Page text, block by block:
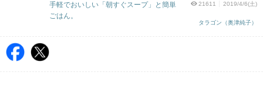
21611 2019/4/6(土)
タラゴン（奥津純子）
手軽でおいしい「朝すぐスープ」と簡単
ごはん。